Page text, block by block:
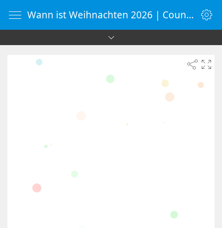
Wann ist Weihnachten 2026 | Countdown-Timer | WebUhr.de